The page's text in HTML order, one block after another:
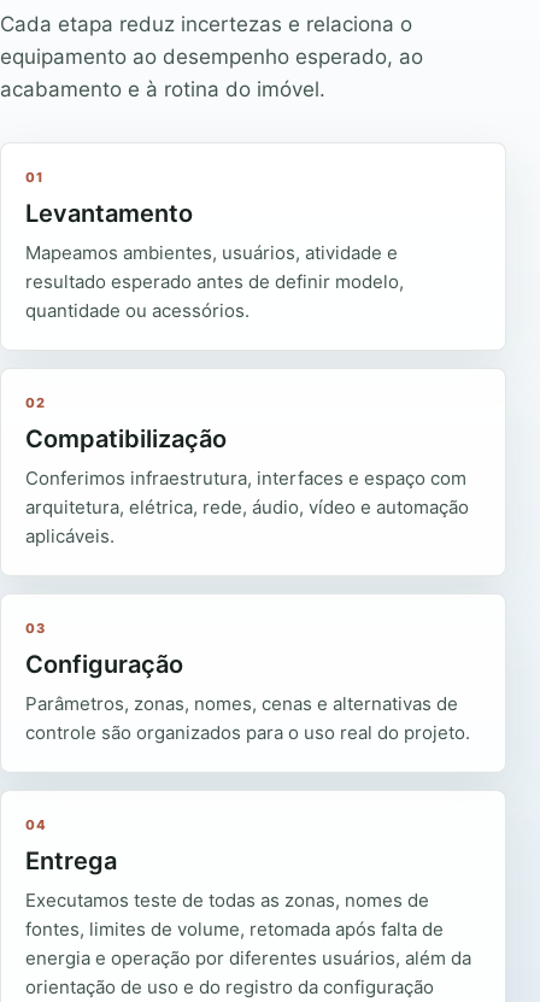
Cada etapa reduz incertezas e relaciona o
equipamento ao desempenho esperado, ao
acabamento e à rotina do imóvel.
01
Levantamento
Mapeamos ambientes, usuários, atividade e
resultado esperado antes de definir modelo,
quantidade ou acessórios.
02
Compatibilização
Conferimos infraestrutura, interfaces e espaço com
arquitetura, elétrica, rede, áudio, vídeo e automação
aplicáveis.
03
Configuração
Parâmetros, zonas, nomes, cenas e alternativas de
controle são organizados para o uso real do projeto.
04
Entrega
Executamos teste de todas as zonas, nomes de
fontes, limites de volume, retomada após falta de
energia e operação por diferentes usuários, além da
orientação de uso e do registro da configuração